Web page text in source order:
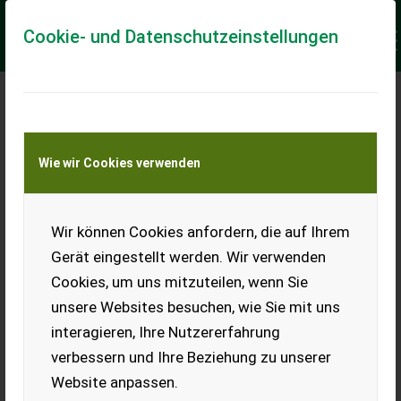
Cookie- und Datenschutzeinstellungen
Wie wir Cookies verwenden
Wir können Cookies anfordern, die auf Ihrem
Gerät eingestellt werden. Wir verwenden
Cookies, um uns mitzuteilen, wenn Sie
unsere Websites besuchen, wie Sie mit uns
interagieren, Ihre Nutzererfahrung
verbessern und Ihre Beziehung zu unserer
Website anpassen.
Meine Transportkostenanfrage
Transport von Land- und Baumaschinen –
KEINE Tiertransporte
Ladeort
Ort